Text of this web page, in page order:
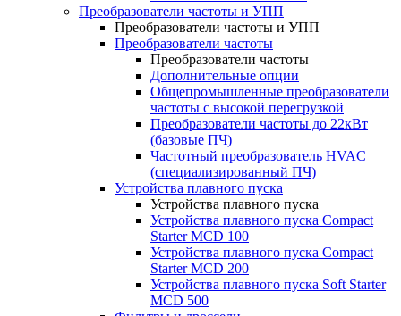
Преобразователи частоты и УПП
Преобразователи частоты и УПП
Преобразователи частоты
Преобразователи частоты
Дополнительные опции
Общепромышленные преобразователи
частоты с высокой перегрузкой
Преобразователи частоты до 22кВт
(базовые ПЧ)
Частотный преобразователь HVAC
(специализированный ПЧ)
Устройства плавного пуска
Устройства плавного пуска
Устройства плавного пуска Compact
Starter MCD 100
Устройства плавного пуска Compact
Starter MCD 200
Устройства плавного пуска Soft Starter
MCD 500